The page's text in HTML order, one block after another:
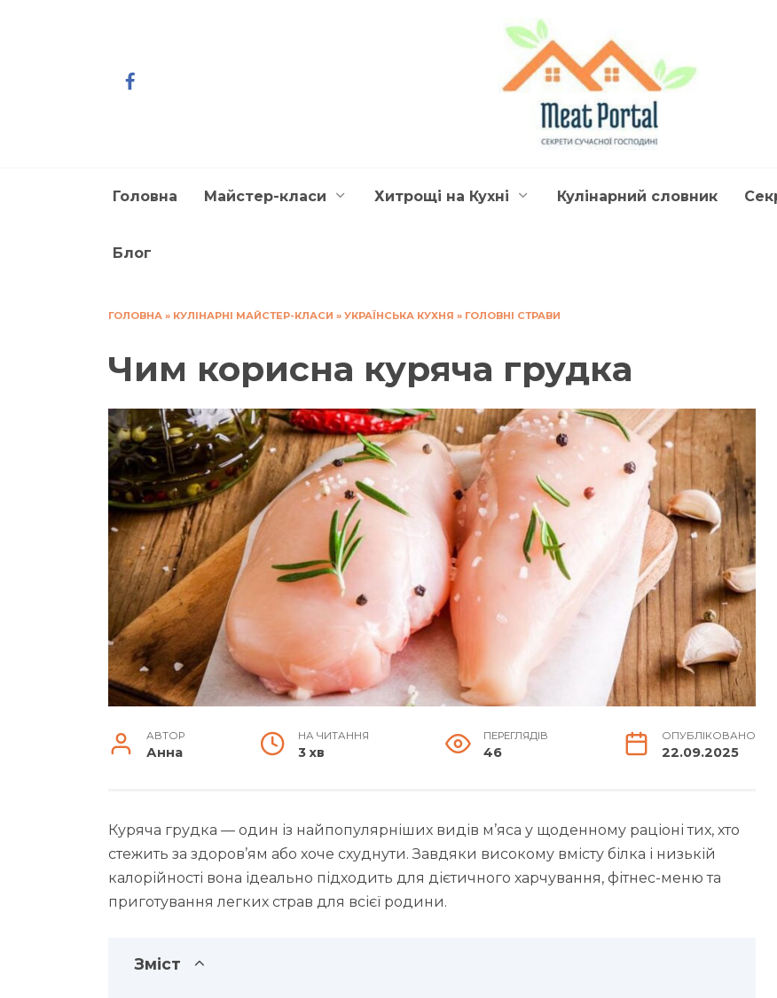
Головна Майстер-класи Хитрощі на Кухні Кулінарний словник
Блог
ГОЛОВНА » КУЛІНАРНІ МАЙСТЕР-КЛАСИ » УКРАЇНСЬКА КУХНЯ » ГОЛОВНІ СТРАВИ
Чим корисна куряча грудка
АВТОР
Анна
НА ЧИТАННЯ
3 хв
ПЕРЕГЛЯДІВ
46
ОПУБЛІКОВАНО
22.09.2025
Куряча грудка — один із найпопулярніших видів м’яса у щоденному раціоні тих, хто
стежить за здоров’ям або хоче схуднути. Завдяки високому вмісту білка і низькій
калорійності вона ідеально підходить для дієтичного харчування, фітнес-меню та
приготування легких страв для всієї родини.
Зміст